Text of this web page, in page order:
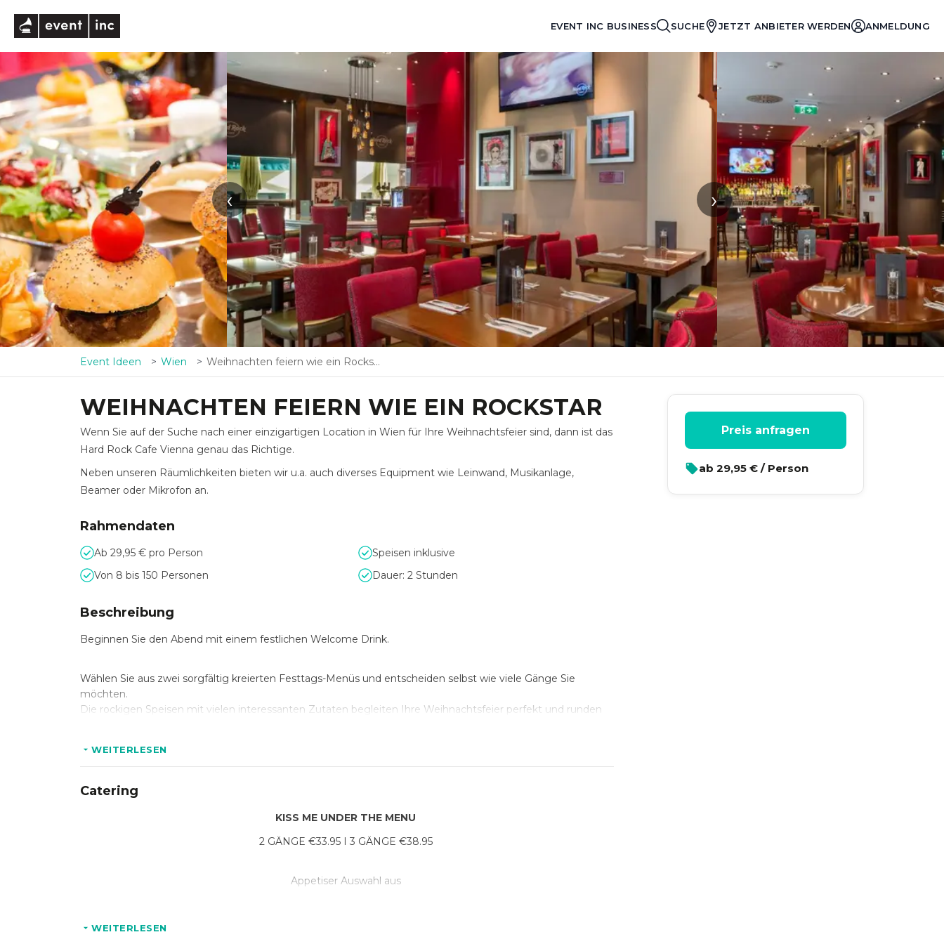
EVENT INC BUSINESS SUCHE JETZT ANBIETER WERDEN ANMELDUNG
‹ ›
Event Ideen Wien Weihnachten feiern wie ein Rockstar
WEIHNACHTEN FEIERN WIE EIN ROCKSTAR
Wenn Sie auf der Suche nach einer einzigartigen Location in Wien für Ihre Weihnachtsfeier sind, dann ist das
Hard Rock Cafe Vienna genau das Richtige.
Neben unseren Räumlichkeiten bieten wir u.a. auch diverses Equipment wie Leinwand, Musikanlage,
Beamer oder Mikrofon an.
Rahmendaten
Ab 29,95 € pro Person
Speisen inklusive
Von 8 bis 150 Personen
Dauer: 2 Stunden
Beschreibung
Beginnen Sie den Abend mit einem festlichen Welcome Drink.
Wählen Sie aus zwei sorgfältig kreierten Festtags-Menüs und entscheiden selbst wie viele Gänge Sie
möchten.
Die rockigen Speisen mit vielen interessanten Zutaten begleiten Ihre Weihnachtsfeier perfekt und runden
eines Rockstars.
WEITERLESEN
Catering
KISS ME UNDER THE MENU
2 GÄNGE €33.95 I 3 GÄNGE €38.95
Appetiser Auswahl aus
Knuspriges Brot auf frischem Römersalat mit klassischem Caesar-Dressing, kandiertem Speck und
WEITERLESEN
Preis anfragen
ab 29,95 € / Person